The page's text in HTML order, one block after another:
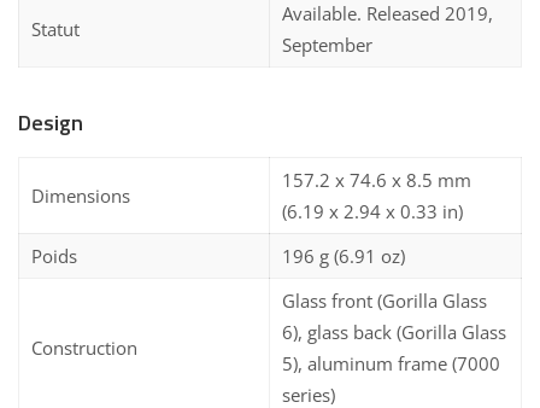
Statut
Available. Released 2019,
September
Design
Dimensions
157.2 x 74.6 x 8.5 mm
(6.19 x 2.94 x 0.33 in)
Poids
196 g (6.91 oz)
Construction
Glass front (Gorilla Glass
6), glass back (Gorilla Glass
5), aluminum frame (7000
series)